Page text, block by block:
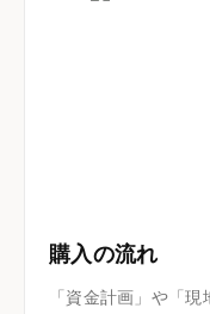
購入の流れ
「資金計画」や「